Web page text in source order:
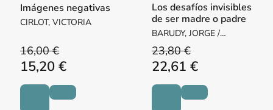
Imágenes negativas
CIRLOT, VICTORIA
16,00 €
15,20 €
Los desafíos invisibles
de ser madre o padre
BARUDY, JORGE /
DANTAGNAN, MARYORIE
23,80 €
22,61 €